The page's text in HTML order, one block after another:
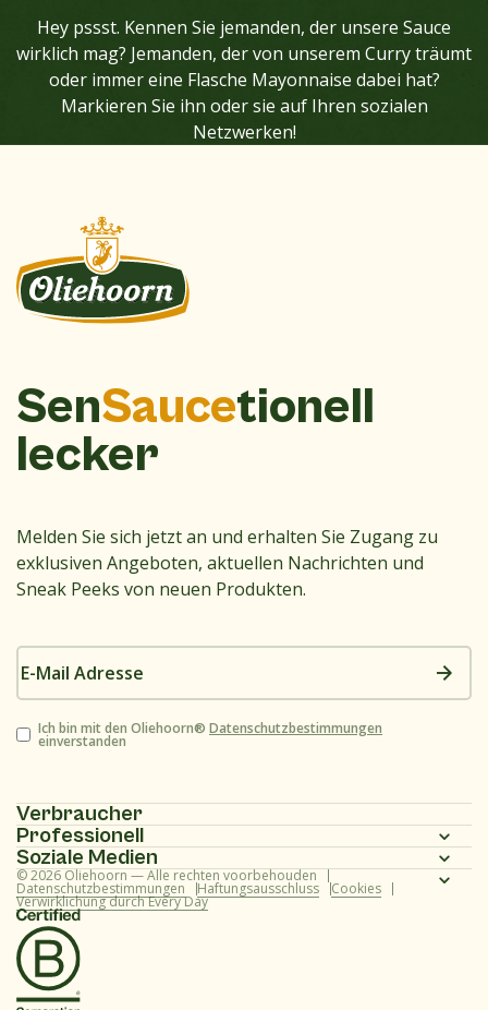
Hey pssst. Kennen Sie jemanden, der unsere Sauce
wirklich mag? Jemanden, der von unserem Curry träumt
oder immer eine Flasche Mayonnaise dabei hat?
Markieren Sie ihn oder sie auf Ihren sozialen
Netzwerken!
SenSaucetionell
lecker
Melden Sie sich jetzt an und erhalten Sie Zugang zu
exklusiven Angeboten, aktuellen Nachrichten und
Sneak Peeks von neuen Produkten.
E-
Mail
Zustimmung
Ich bin mit den Oliehoorn® Datenschutzbestimmungen
einverstanden
Verbraucher
Homepage
Produktpalette
Rezepte
Über uns
Professionell
Homepage
Produktpalette
Rezepte
Über uns
Soziale Medien
Instagram
Facebook
Youtube
© 2026 Oliehoorn — Alle rechten voorbehouden
Datenschutzbestimmungen Haftungsausschluss Cookies
Verwirklichung durch Every Day